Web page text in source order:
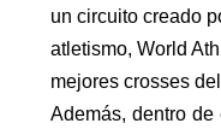
un circuito creado
atletismo, World
mejores crosses
Además, dentro